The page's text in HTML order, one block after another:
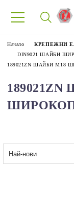
Начало КРЕПЕЖНИ
DIN9021 ШАЙБИ
189021ZN ШАЙБИ M18